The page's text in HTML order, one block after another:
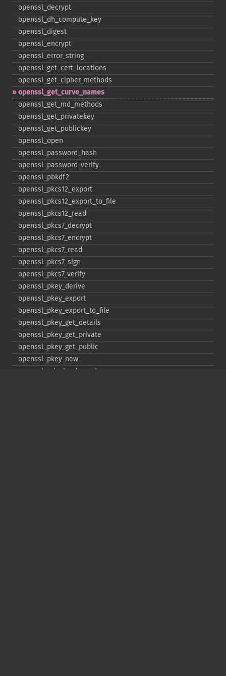
openssl_​decrypt
openssl_​dh_​compute_​key
openssl_​digest
openssl_​encrypt
openssl_​error_​string
openssl_​get_​cert_​locations
openssl_​get_​cipher_​methods
openssl_​get_​curve_​names
openssl_​get_​md_​methods
openssl_​get_​privatekey
openssl_​get_​publickey
openssl_​open
openssl_​password_​hash
openssl_​password_​verify
openssl_​pbkdf2
openssl_​pkcs12_​export
openssl_​pkcs12_​export_​to_​file
openssl_​pkcs12_​read
openssl_​pkcs7_​decrypt
openssl_​pkcs7_​encrypt
openssl_​pkcs7_​read
openssl_​pkcs7_​sign
openssl_​pkcs7_​verify
openssl_​pkey_​derive
openssl_​pkey_​export
openssl_​pkey_​export_​to_​file
openssl_​pkey_​get_​details
openssl_​pkey_​get_​private
openssl_​pkey_​get_​public
openssl_​pkey_​new
openssl_​private_​decrypt